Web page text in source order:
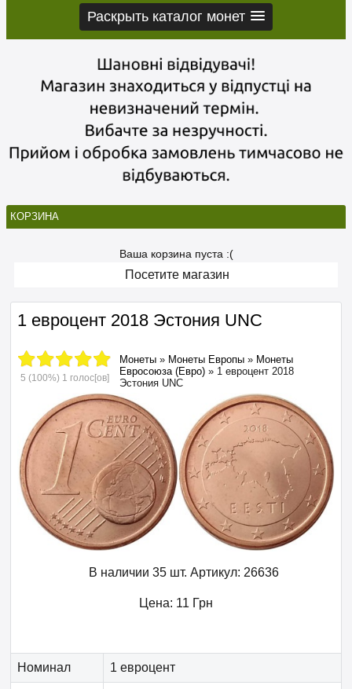
Раскрыть каталог монет
КОРЗИНА
Ваша корзина пуста :(
Посетите магазин
1 евроцент 2018 Эстония UNC
5 (100%) 1 голос[ов]
Монеты » Монеты Европы » Монеты
Евросоюза (Евро) » 1 евроцент 2018
Эстония UNC
В наличии 35 шт. Артикул: 26636
Цена: 11 Грн
Номинал 1 евроцент